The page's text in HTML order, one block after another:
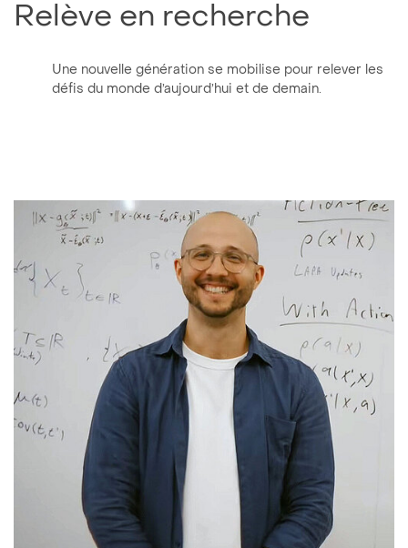
Relève en recherche
Une nouvelle génération se mobilise pour relever les
défis du monde d’aujourd’hui et de demain.